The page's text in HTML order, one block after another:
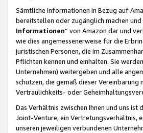
Sämtliche Informationen in Bezug auf
bereitstellen oder zugänglich machen
Informationen“ von Amazon dar und
wie dies angemessenerweise für die
juristischen Personen, die im
Pflichten kennen und einhalten. Sie
Unternehmen) weitergeben und alle
schützen, die gemäß dieser
Vertraulichkeits- oder
Das Verhältnis zwischen Ihnen und uns
Joint-Venture, ein Vertretungsverhältnis,
unseren jeweiligen verbundenen